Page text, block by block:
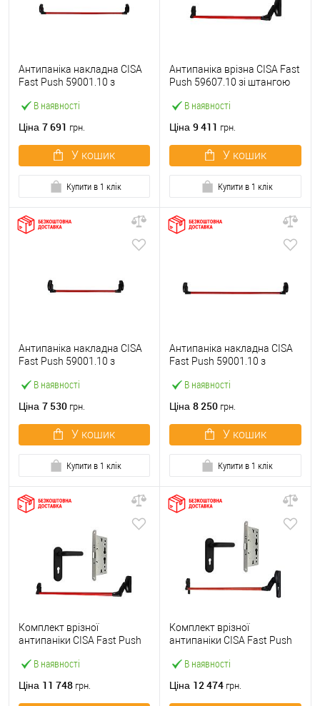
В наявності
Антипаніка накладна CISA
Fast Push 59001.10 з
мм червона
Ціна 7 691 грн.
У кошик
Купити в 1 клік
В наявності
Антипаніка врізна CISA Fast
Push 59607.10 зі штангою
Ціна 9 411 грн.
У кошик
Купити в 1 клік
В наявності
Антипаніка накладна CISA
Fast Push 59001.10 з
червона
Ціна 7 530 грн.
У кошик
Купити в 1 клік
В наявності
Антипаніка накладна CISA
Fast Push 59001.10 з
мм червона
Ціна 8 250 грн.
У кошик
Купити в 1 клік
В наявності
Комплект врізної
антипаніки CISA Fast Push
із замком та ручкою
Ціна 11 748 грн.
В наявності
Комплект врізної
антипаніки CISA Fast Push
червоний із замком та
Ціна 12 474 грн.